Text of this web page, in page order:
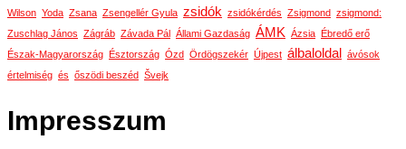
Wilson Yoda Zsana Zsengellér Gyula zsidók zsidókérdés Zsigmond zsigmond:
Zuschlag János Zágráb Závada Pál Állami Gazdaság ÁMK Ázsia
Ébredő erő
Észak-Magyarország
Észtország Ózd Ördögszekér Újpest álbaloldal
ávósok
értelmiség és őszödi beszéd Švejk
Impresszum